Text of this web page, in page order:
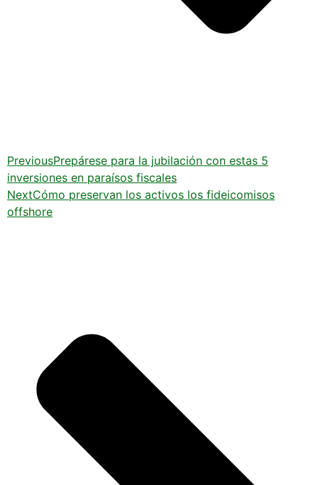
PreviousPrepárese para la jubilación con estas 5
inversiones en paraísos fiscales
NextCómo preservan los activos los fideicomisos
offshore